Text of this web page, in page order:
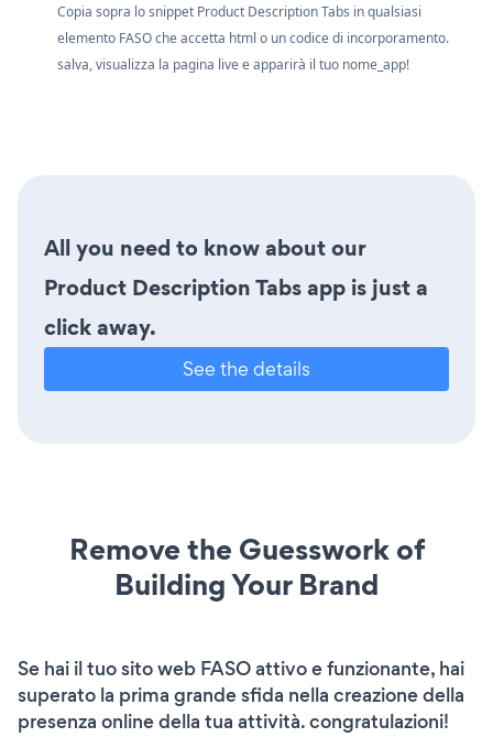
Copia sopra lo snippet Product Description Tabs in qualsiasi
elemento FASO che accetta html o un codice di incorporamento.
salva, visualizza la pagina live e apparirà il tuo nome_app!
All you need to know about our
Product Description Tabs app is just a
click away.
See the details
Remove the Guesswork of
Building Your Brand
Se hai il tuo sito web FASO attivo e funzionante, hai
superato la prima grande sfida nella creazione della
presenza online della tua attività. congratulazioni!